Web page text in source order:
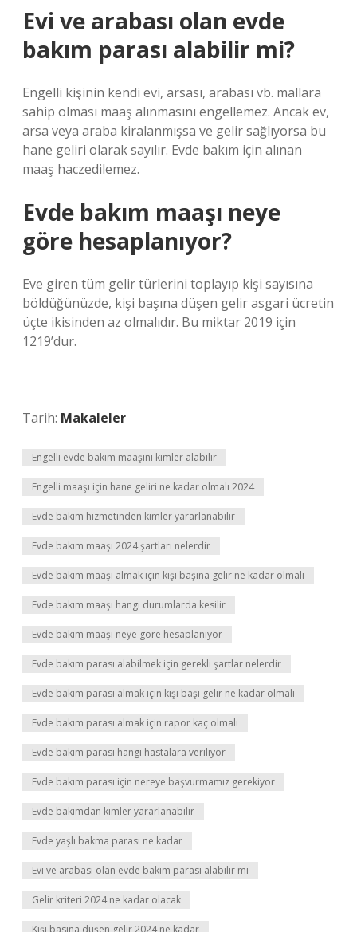
Evi ve arabası olan evde
bakım parası alabilir mi?
Engelli kişinin kendi evi, arsası, arabası vb. mallara
sahip olması maaş alınmasını engellemez. Ancak ev,
arsa veya araba kiralanmışsa ve gelir sağlıyorsa bu
hane geliri olarak sayılır. Evde bakım için alınan
maaş haczedilemez.
Evde bakım maaşı neye
göre hesaplanıyor?
Eve giren tüm gelir türlerini toplayıp kişi sayısına
böldüğünüzde, kişi başına düşen gelir asgari ücretin
üçte ikisinden az olmalıdır. Bu miktar 2019 için
1219’dur.
Tarih: Makaleler
Engelli evde bakım maaşını kimler alabilir
Engelli maaşı için hane geliri ne kadar olmalı 2024
Evde bakım hizmetinden kimler yararlanabilir
Evde bakım maaşı 2024 şartları nelerdir
Evde bakım maaşı almak için kişi başına gelir ne kadar olmalı
Evde bakım maaşı hangi durumlarda kesilir
Evde bakım maaşı neye göre hesaplanıyor
Evde bakım parası alabilmek için gerekli şartlar nelerdir
Evde bakım parası almak için kişi başı gelir ne kadar olmalı
Evde bakım parası almak için rapor kaç olmalı
Evde bakım parası hangi hastalara veriliyor
Evde bakım parası için nereye başvurmamız gerekiyor
Evde bakımdan kimler yararlanabilir
Evde yaşlı bakma parası ne kadar
Evi ve arabası olan evde bakım parası alabilir mi
Gelir kriteri 2024 ne kadar olacak
Kişi basina düşen gelir 2024 ne kadar